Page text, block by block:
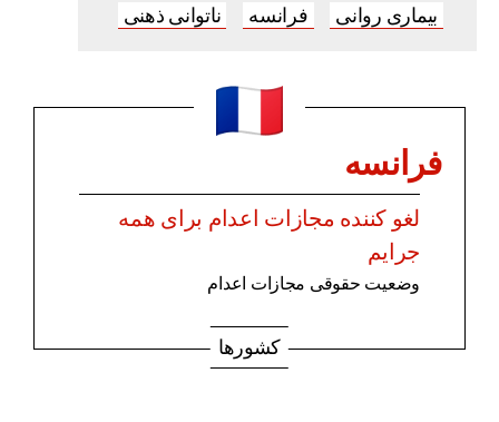
بیماری روانی فرانسه ناتوانی ذهنی
فرانسه
لغو کننده مجازات اعدام برای همه
جرایم
وضعیت حقوقی مجازات اعدام
کشورها